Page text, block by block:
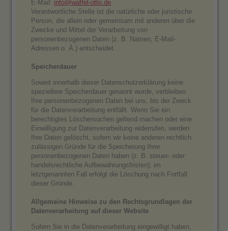
E-Mail: info@waffel-otto.de
Verantwortliche Stelle ist die natürliche oder juristische
Person, die allein oder gemeinsam mit anderen über die
Zwecke und Mittel der Verarbeitung von
personenbezogenen Daten (z. B. Namen, E-Mail-
Adressen o. Ä.) entscheidet.
Speicherdauer
Soweit innerhalb dieser Datenschutzerklärung keine
speziellere Speicherdauer genannt wurde, verbleiben
Ihre personenbezogenen Daten bei uns, bis der Zweck
für die Datenverarbeitung entfällt. Wenn Sie ein
berechtigtes Löschersuchen geltend machen oder eine
Einwilligung zur Datenverarbeitung widerrufen, werden
Ihre Daten gelöscht, sofern wir keine anderen rechtlich
zulässigen Gründe für die Speicherung Ihrer
personenbezogenen Daten haben (z. B. steuer- oder
handelsrechtliche Aufbewahrungsfristen); im
letztgenannten Fall erfolgt die Löschung nach Fortfall
dieser Gründe.
Allgemeine Hinweise zu den Rechtsgrundlagen der
Datenverarbeitung auf dieser Website
Sofern Sie in die Datenverarbeitung eingewilligt haben,